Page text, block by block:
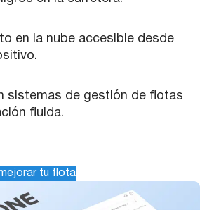
en la nube accesible desde
sistemas de gestión de flotas
fluida.
tu flota